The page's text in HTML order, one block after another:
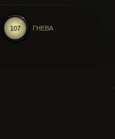
107 ГНЕВА